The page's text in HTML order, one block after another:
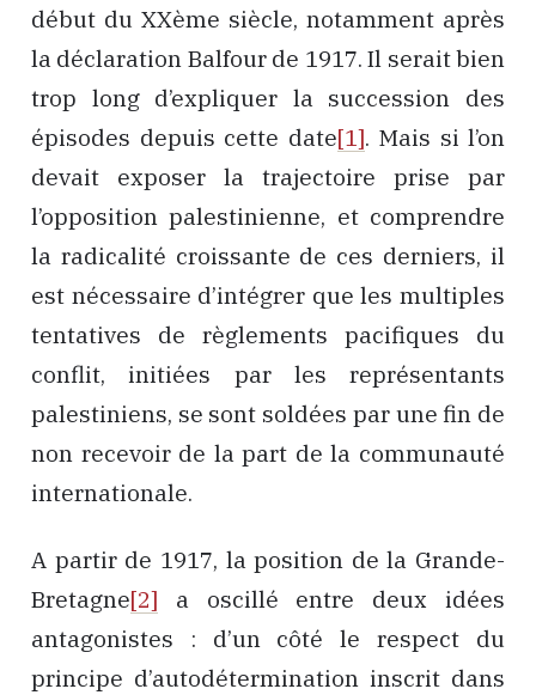
début du XXème siècle, notamment après
la déclaration Balfour de 1917. Il serait bien
trop long d’expliquer la succession des
épisodes depuis cette date[1]. Mais si l’on
devait exposer la trajectoire prise par
l’opposition palestinienne, et comprendre
la radicalité croissante de ces derniers, il
est nécessaire d’intégrer que les multiples
tentatives de règlements pacifiques du
conflit, initiées par les représentants
palestiniens, se sont soldées par une fin de
non recevoir de la part de la communauté
internationale.
A partir de 1917, la position de la Grande-
Bretagne[2] a oscillé entre deux idées
antagonistes : d’un côté le respect du
principe d’autodétermination inscrit dans